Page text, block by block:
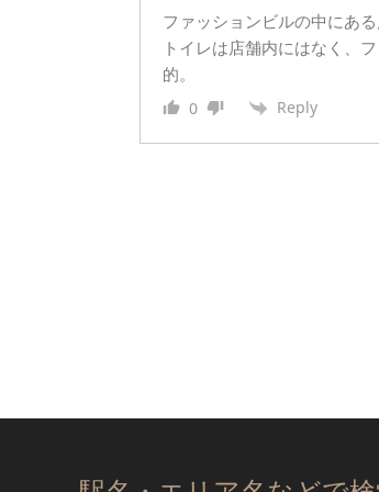
ファッションビルの中にあ
トイレは店舗内にはなく、
的。
0 Reply